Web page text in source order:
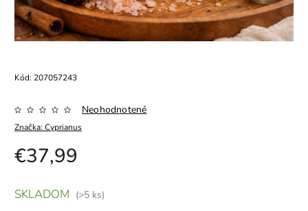
Kód: 207057243
Značka: Cyprianus
Neohodnotené
€37,99
SKLADOM (>5 ks)